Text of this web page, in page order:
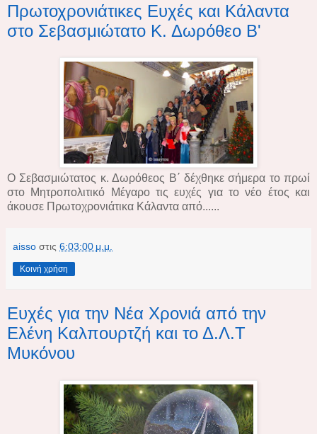
Πρωτοχρονιάτικες Ευχές και Κάλαντα
στο Σεβασμιώτατο Κ. Δωρόθεο Β'
Ο Σεβασμιώτατος κ. Δωρόθεος Β΄ δέχθηκε σήμερα το πρωί
στο Μητροπολιτικό Μέγαρο τις ευχές για το νέο έτος και
άκουσε Πρωτοχρονιάτικα Κάλαντα από......
aisso στις 6:03:00 μ.μ.
Κοινή χρήση
Ευχές για την Νέα Χρονιά από την
Ελένη Καλπουρτζή και το Δ.Λ.Τ
Μυκόνου